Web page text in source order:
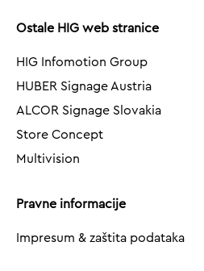
Ostale HIG web stranice
HIG Infomotion Group
HUBER Signage Austria
ALCOR Signage Slovakia
Store Concept
Multivision
Pravne informacije
Impresum & zaštita podataka